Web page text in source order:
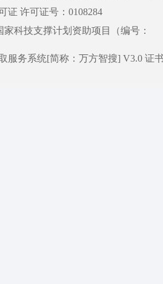
证 许可证号：0108284
科技支撑计划资助项目（编号：
服务系统[简称：万方智搜] V3.0 证